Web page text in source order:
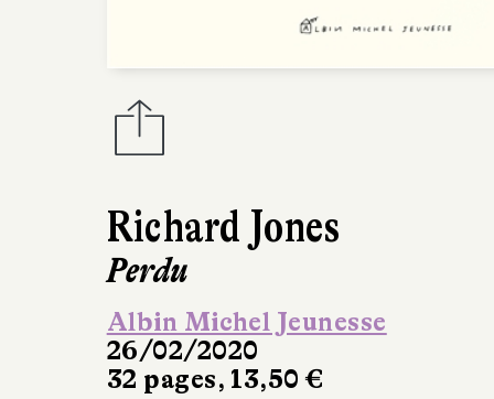
Richard Jones
Perdu
Albin Michel Jeunesse
26/02/2020
32 pages, 13,50 €